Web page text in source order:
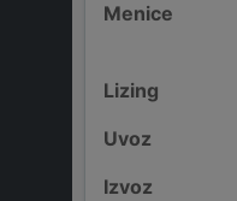
Menice
Lizing
Uvoz
Izvoz